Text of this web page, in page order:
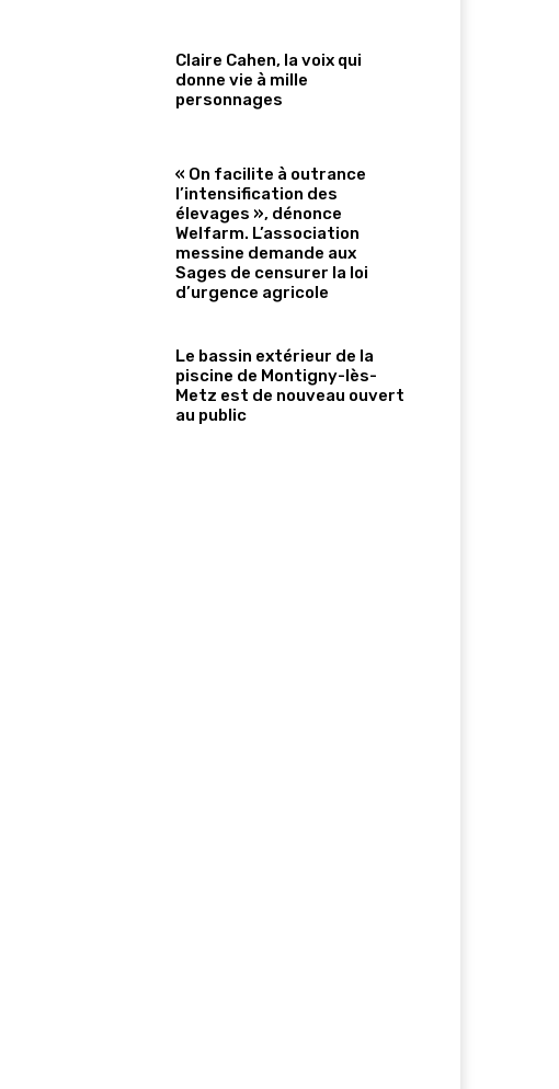
Claire Cahen, la voix qui
donne vie à mille
personnages
« On facilite à outrance
l’intensification des
élevages », dénonce
Welfarm. L’association
messine demande aux
Sages de censurer la loi
d’urgence agricole
Le bassin extérieur de la
piscine de Montigny-lès-
Metz est de nouveau ouvert
au public